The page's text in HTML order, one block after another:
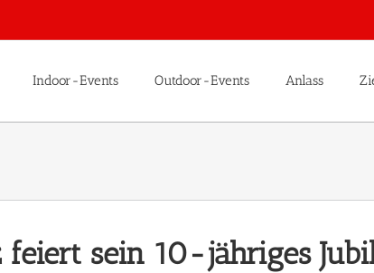
Indoor-Events Outdoor-Events Anlass
sein 10-jähriges